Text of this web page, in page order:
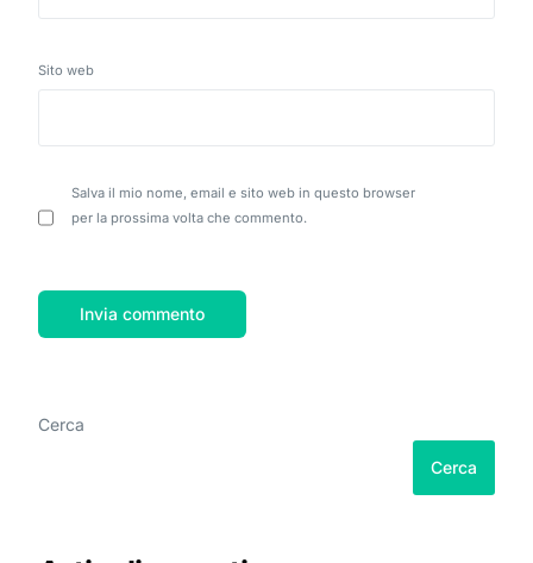
Sito web
Salva il mio nome, email e sito web in questo browser
per la prossima volta che commento.
Cerca
Cerca